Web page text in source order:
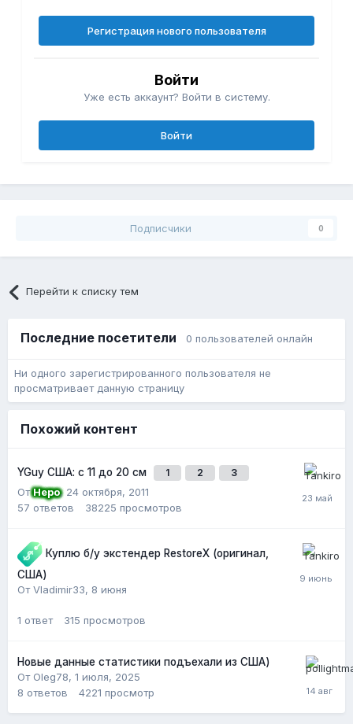
Регистрация нового пользователя
Войти
Уже есть аккаунт? Войти в систему.
Войти
Подписчики 0
Перейти к списку тем
Последние посетители 0 пользователей онлайн
Ни одного зарегистрированного пользователя не
просматривает данную страницу
Похожий контент
YGuy США: с 11 до 20 см 1 2 3
ОтНеро, 24 октября, 2011
57 ответов 38225 просмотров
Куплю б/у экстендер RestoreX (оригинал,
США)
От Vladimir33, 8 июня
1 ответ 315 просмотров
Новые данные статистики подъехали из США)
От Oleg78, 1 июля, 2025
8 ответов 4221 просмотр